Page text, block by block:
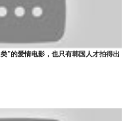
”的爱情电影，也只有韩国人才拍得出